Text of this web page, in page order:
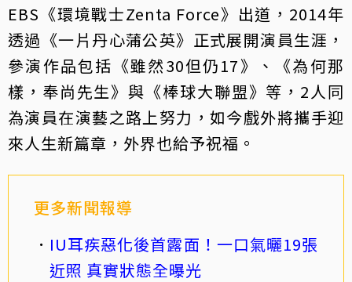
EBS《環境戰士Zenta Force》出道，2014年
透過《一片丹心蒲公英》正式展開演員生涯，
參演作品包括《雖然30但仍17》、《為何那
樣，奉尚先生》與《棒球大聯盟》等，2人同
為演員在演藝之路上努力，如今戲外將攜手迎
來人生新篇章，外界也給予祝福。
更多新聞報導
IU耳疾惡化後首露面！一口氣曬19張
近照 真實狀態全曝光